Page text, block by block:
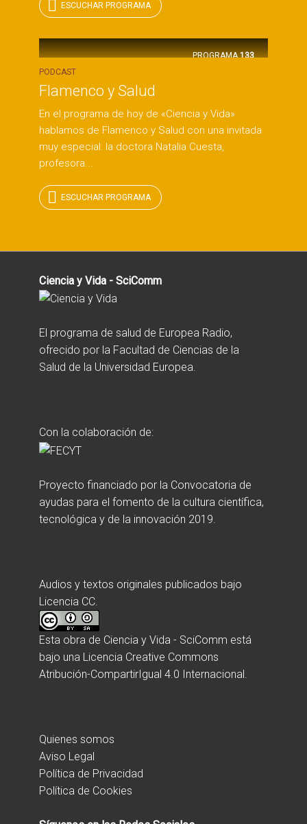
ESCUCHAR PROGRAMA
PROGRAMA 133
PODCAST
Flamenco y Salud
En el programa de hoy de «Ciencia y Vida»
hablamos de Flamenco y Salud con una invitada
muy especial: la doctora Natalia Cuesta,
profesora...
ESCUCHAR PROGRAMA
Ciencia y Vida - SciComm
El programa de salud de Europea Radio,
ofrecido por la Facultad de Ciencias de la
Salud de la Universidad Europea.
Con la colaboración de:
Proyecto financiado por la Convocatoria de
ayudas para el fomento de la cultura científica,
tecnológica y de la innovación 2019.
Audios y textos originales publicados bajo
Licencia CC.
Esta obra de Ciencia y Vida - SciComm está
bajo una Licencia Creative Commons
Atribución-CompartirIgual 4.0 Internacional
Quienes somos
Aviso Legal
Política de Privacidad
Política de Cookies